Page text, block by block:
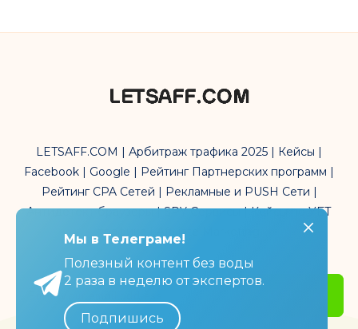
LETSAFF.COM | Арбитраж трафика 2025 | Кейсы |
Facebook | Google | Рейтинг Партнерских программ |
Рейтинг CPA Сетей | Рекламные и PUSH Сети |
Антидетект браузеры | SPY Сервисы | Кейсы по УБТ
трафика | Affiliate Marketing
Мы в Телеграме!
Полезный контент без воды
2 раза в неделю от экспертов.
Подпишись
Мы в Телеграме!
Полезный контент без воды
2 раза в неделю от экспертов.
Подпишись